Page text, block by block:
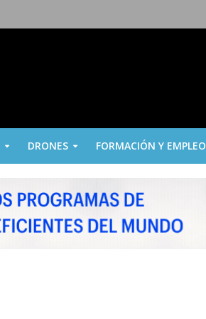
DRONES FORMACIÓN Y EMPLEO